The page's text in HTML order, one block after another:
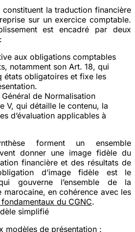
constituent la traduction financière
sur un exercice comptable.
est encadré par deux
aux obligations comptables
notamment son Art. 18, qui
états obligatoires et fixe les
de Normalisation
V, qui détaille le contenu, la
d’évaluation applicables à
forment un ensemble
donner une image fidèle du
financière et des résultats de
d’image fidèle est le
gouverne l’ensemble de la
en cohérence avec les
du CGNC.
simplifié
modèles de présentation :